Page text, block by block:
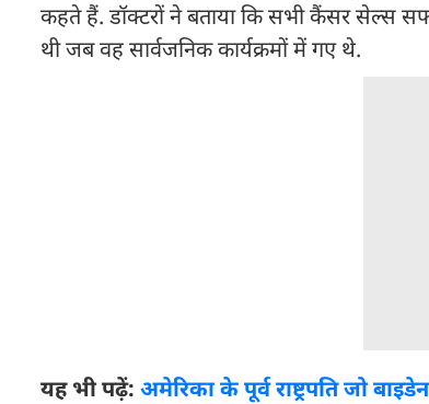
कहते हैं. डॉक्टरों ने बताया कि सभी कैंसर सेल्स
थी जब वह सार्वजनिक कार्यक्रमों में गए थे.
यह भी पढ़ें: अमेरिका के पूर्व राष्ट्रपति जो